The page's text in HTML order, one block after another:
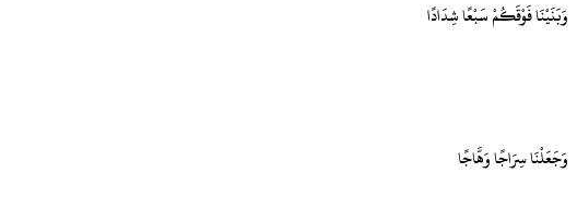
وَبَنَيْنَا فَوْقَكُمْ سَبْعًا شِدَادًا
وَجَعَلْنَا سِرَاجًا وَهَّاجًا